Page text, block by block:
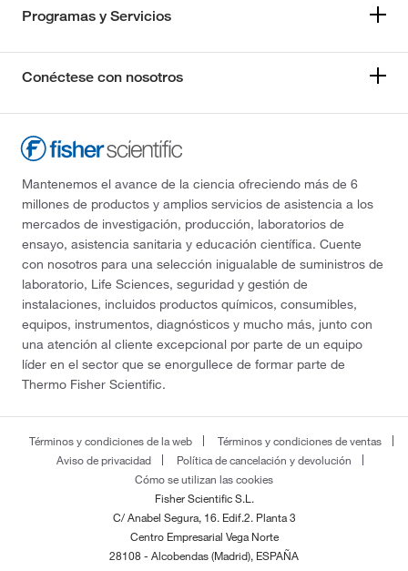
Programas y Servicios
Conéctese con nosotros
Mantenemos el avance de la ciencia ofreciendo más de 6
millones de productos y amplios servicios de asistencia a los
mercados de investigación, producción, laboratorios de
ensayo, asistencia sanitaria y educación científica. Cuente
con nosotros para una selección inigualable de suministros de
laboratorio, Life Sciences, seguridad y gestión de
instalaciones, incluidos productos químicos, consumibles,
equipos, instrumentos, diagnósticos y mucho más, junto con
una atención al cliente excepcional por parte de un equipo
líder en el sector que se enorgullece de formar parte de
Thermo Fisher Scientific.
Términos y condiciones de la web
Términos y condiciones de ventas
Aviso de privacidad
Política de cancelación y devolución
Cómo se utilizan las cookies
Fisher Scientific S.L.
C/ Anabel Segura, 16. Edif.2. Planta 3
Centro Empresarial Vega Norte
28108 - Alcobendas (Madrid), ESPAÑA